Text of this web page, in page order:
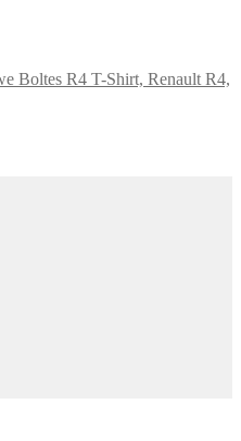
T-Shirt, Renault R4,